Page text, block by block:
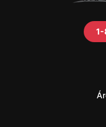
1-